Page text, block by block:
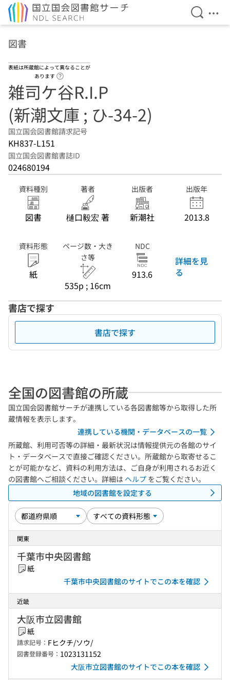
検索を
メ
図書
表紙は所蔵館によって異なることが
あります
雑司ケ谷R.I.P
(新潮文庫 ; ひ-34-2)
国立国会図書館請求記号
KH837-L151
国立国会図書館書誌ID
024680194
資料種別
図書
著者
樋口毅宏 著
出版者
新潮社
出版年
2013.8
資料形態
紙
ページ数・大き
さ等
535p ; 16cm
NDC
913.6
詳細を見
る
書店で探す
書店で探す
全国の図書館の所蔵
国立国会図書館サーチが連携している各図書館等から取得した所
蔵情報を表示します。
連携している機関・データベースの一覧
所蔵館、利用可否等の詳細・最新状況は情報提供元の各館のサイ
ト・データベースで直接ご確認ください。所蔵館から取寄せるこ
とが可能かなど、資料の利用方法は、ご自身が利用されるお近く
の図書館へご相談ください。詳細は ヘルプ をご覧ください。
地域の図書館を設定する
関東
千葉市中央図書館
紙
千葉市中央図書館のサイトでこの本を確認
近畿
大阪市立図書館
紙
請求記号： Fヒクチ/ソウ/
図書登録番号： 1023131152
大阪市立図書館のサイトでこの本を確認